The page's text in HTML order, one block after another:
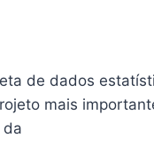
de dados
mais
da